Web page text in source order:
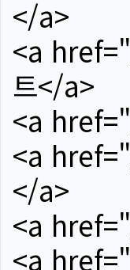
</a>
<a href="
트</a>
<a href="
<a href="
</a>
<a href="
<a href="